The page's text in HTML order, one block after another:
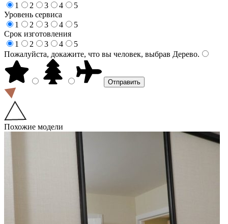
1
2 3 4
5
Уровень сервиса
1
2 3 4
5
Срок изготовления
1
2 3 4
5
Пожалуйста, докажите, что вы человек, выбрав Дерево.
Похожие модели